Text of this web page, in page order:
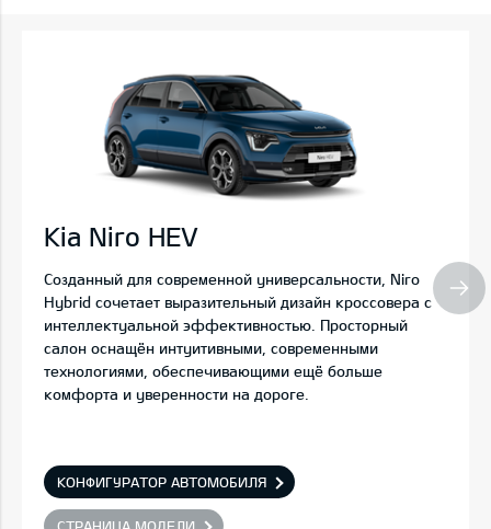
Kia Niro HEV
Созданный для современной универсальности, Niro
Hybrid сочетает выразительный дизайн кроссовера с
интеллектуальной эффективностью. Просторный
салон оснащён интуитивными, современными
технологиями, обеспечивающими ещё больше
комфорта и уверенности на дороге.
КОНФИГУРАТОР АВТОМОБИЛЯ